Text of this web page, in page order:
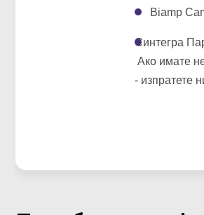
Biamp
Синтегра
Ако имате
- изпратете